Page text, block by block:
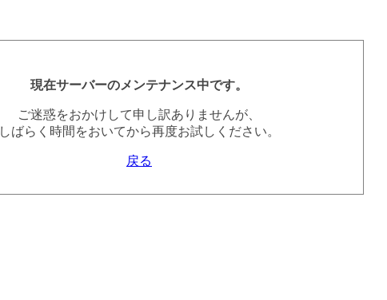
現在サーバーのメンテナンス中です。
ご迷惑をおかけして申し訳ありませんが、
しばらく時間をおいてから再度お試しください。
戻る